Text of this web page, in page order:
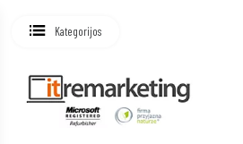
Kategorijos